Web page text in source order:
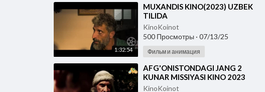
1:32:54
⁣MUXANDIS KINO(2023) UZBEK
TILIDA
KinoKoinot
500 Просмотры · 07/13/25
Фильм и анимация
⁣AFG'ONISTONDAGI JANG 2
KUNAR MISSIYASI KINO 2023
UZBEK TILIDA
KinoKoinot